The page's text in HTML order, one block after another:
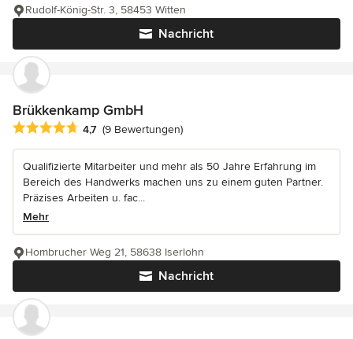
Nachricht
Rudolf-König-Str. 3, 58453 Witten
Brükkenkamp GmbH
Durchschnittliche Bewertung: 4.7 von 5 Sternen
4,7 (9 Bewertungen)
Qualifizierte Mitarbeiter und mehr als 50 Jahre Erfahrung im
Bereich des Handwerks machen uns zu einem guten Partner.
Präzises Arbeiten u. fac...
Mehr
Nachricht
Hombrucher Weg 21, 58638 Iserlohn